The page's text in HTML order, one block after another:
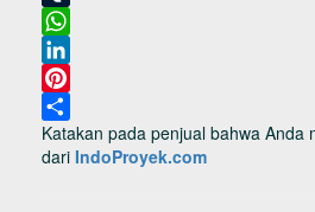
Tumblr
WhatsApp
LinkedIn
Pinterest
Share
Katakan pada penjual bahwa Anda
dari IndoProyek.com